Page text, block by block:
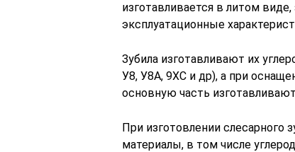
изготавливается в литом
эксплуатационные
Зубила изготавливают их
У8, У8А, 9ХС и др), а при
основную часть
При изготовлении слесарного
материалы, в том числе